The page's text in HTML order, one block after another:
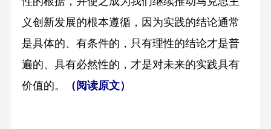
义创新发展的根本遵循，因为实践的结论通常
是具体的、有条件的，只有理性的结论才是普
遍的、具有必然性的，才是对未来的实践具有
价值的。
（阅读原文）